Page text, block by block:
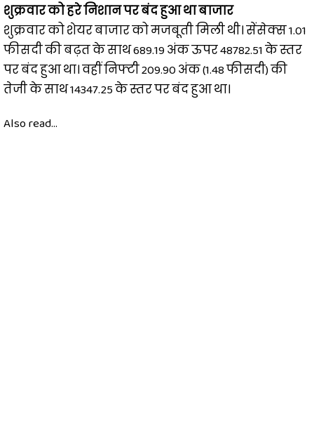
शुक्रवार को हरे निशान पर बंद हुआ था बाजार
शुक्रवार को शेयर बाजार को मजबूती मिली थी। सेंसेक्स 1.01
फीसदी की बढ़त के साथ 689.19 अंक ऊपर 48782.51 के स्तर
पर बंद हुआ था। वहीं निफ्टी 209.90 अंक (1.48 फीसदी) की
तेजी के साथ 14347.25 के स्तर पर बंद हुआ था।
Also read...